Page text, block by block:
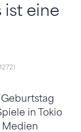
ist eine
in Tokio
Medien